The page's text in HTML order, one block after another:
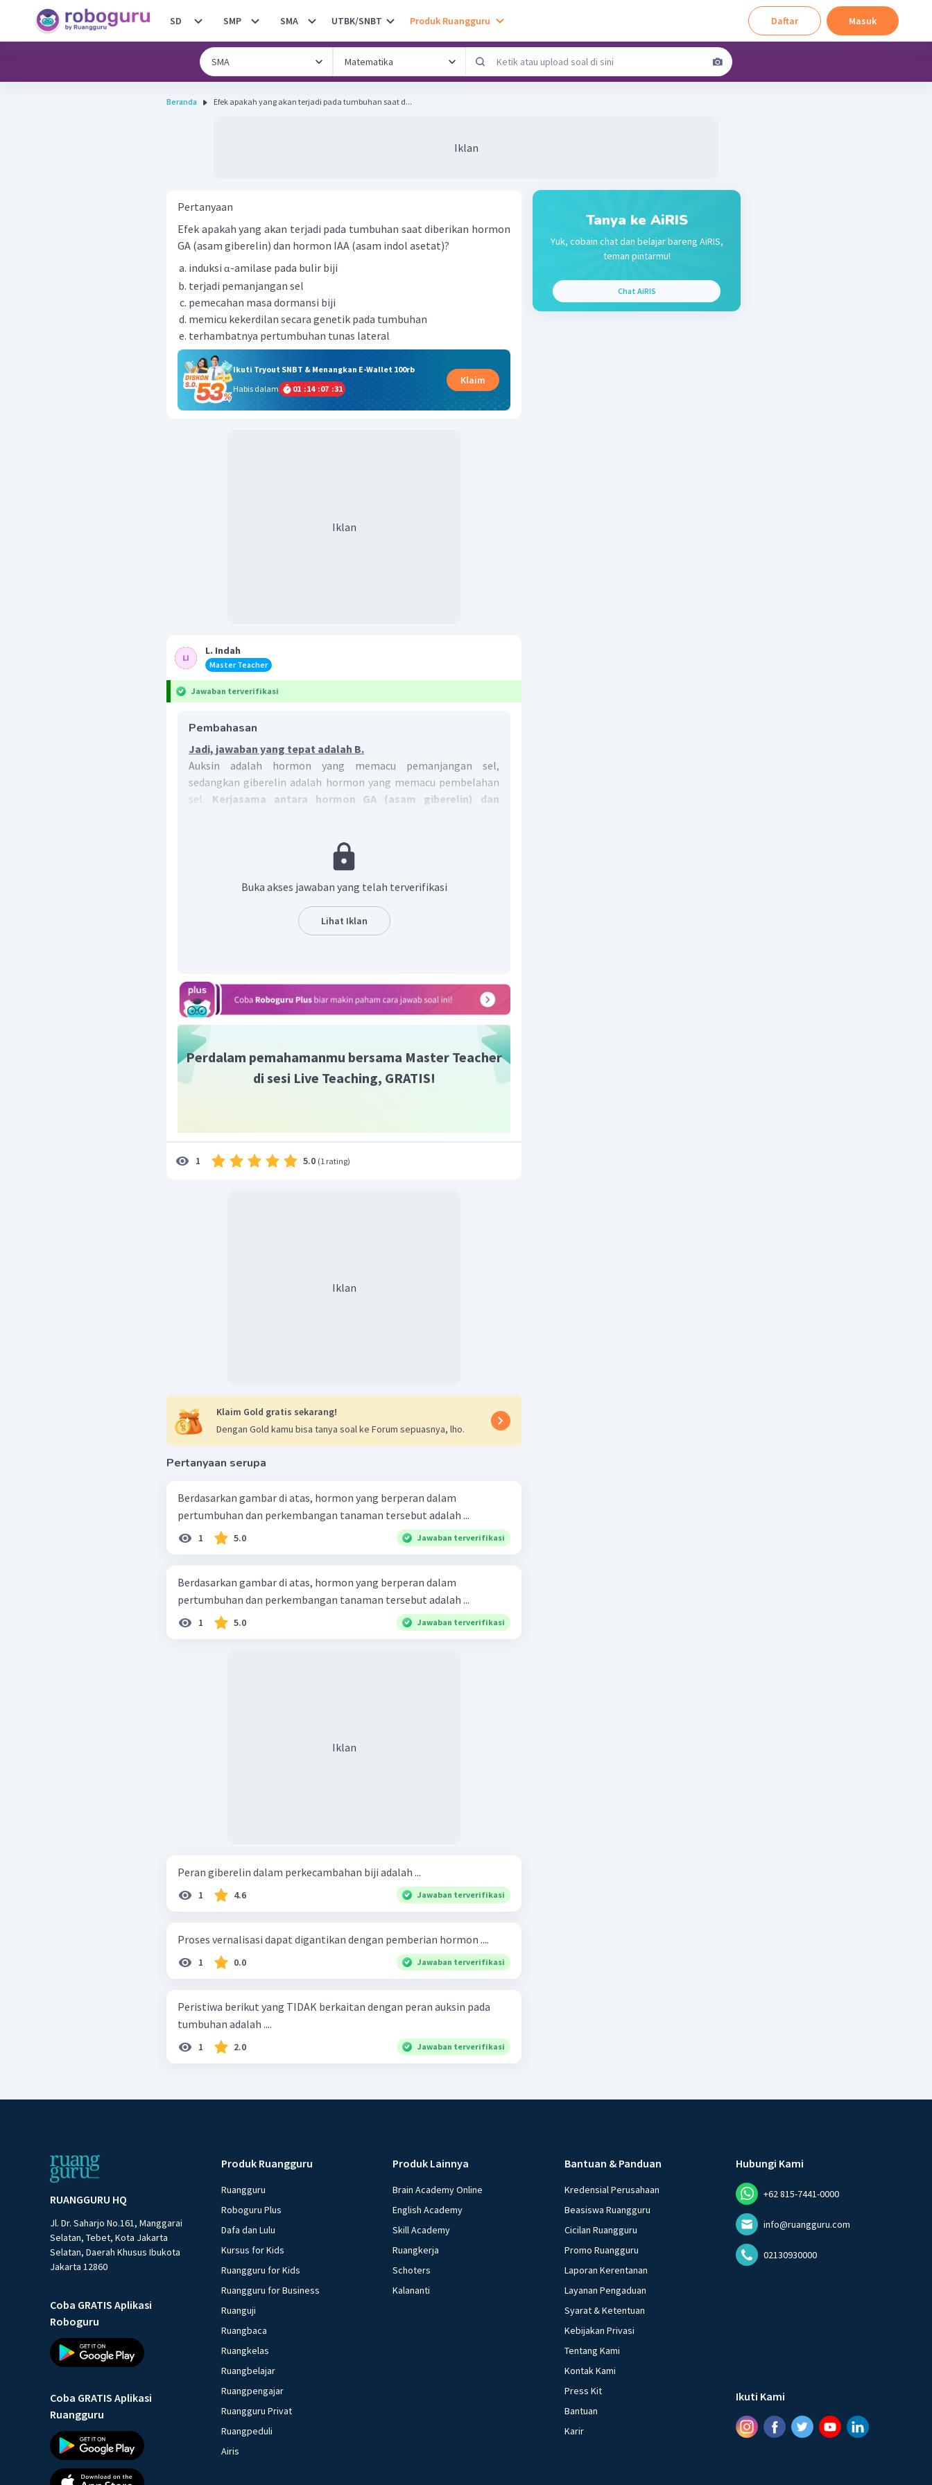
SD SMP SMA UTBK/SNBT Produk Ruangguru Daftar Masuk
Beranda Efek apakah yang akan terjadi pada tumbuhan saat d...
Iklan
Pertanyaan
Efek apakah yang akan terjadi pada tumbuhan saat diberikan hormon
GA (asam giberelin) dan hormon IAA (asam indol asetat)?
induksi α-amilase pada bulir biji
terjadi pemanjangan sel
pemecahan masa dormansi biji
memicu kekerdilan secara genetik pada tumbuhan
terhambatnya pertumbuhan tunas lateral
Ikuti Tryout SNBT & Menangkan E-Wallet 100rb
Habis dalam
01 :14 :07 :31
Klaim
Iklan
L. Indah
Master Teacher
Jawaban terverifikasi
Pembahasan
Jadi, jawaban yang tepat adalah B.
Auksin adalah hormon yang memacu pemanjangan sel,
sedangkan giberelin adalah hormon yang memacu pembelahan
sel. Kerjasama antara hormon GA (asam giberelin) dan
hormon tersebut bersifat merangsang proses pembelahan sel
yang dapat mendorong aktvitasi pertumbuhan tanaman.
Buka akses jawaban yang telah terverifikasi
Lihat Iklan
Perdalam pemahamanmu bersama Master Teacher
di sesi Live Teaching, GRATIS!
1 5.0 (1 rating)
Iklan
Klaim Gold gratis sekarang!
Dengan Gold kamu bisa tanya soal ke Forum sepuasnya, lho.
Pertanyaan serupa
Berdasarkan gambar di atas, hormon yang berperan dalam
pertumbuhan dan perkembangan tanaman tersebut adalah ...
1 5.0 Jawaban terverifikasi
Berdasarkan gambar di atas, hormon yang berperan dalam
pertumbuhan dan perkembangan tanaman tersebut adalah ...
1 5.0 Jawaban terverifikasi
Iklan
Peran giberelin dalam perkecambahan biji adalah ...
1 4.6 Jawaban terverifikasi
Proses vernalisasi dapat digantikan dengan pemberian hormon ....
1 0.0 Jawaban terverifikasi
Peristiwa berikut yang TIDAK berkaitan dengan peran auksin pada
tumbuhan adalah ....
1 2.0 Jawaban terverifikasi
Tanya ke AiRIS
Yuk, cobain chat dan belajar bareng AiRIS,
teman pintarmu!
Chat AiRIS
RUANGGURU HQ
Jl. Dr. Saharjo No.161, Manggarai
Selatan, Tebet, Kota Jakarta
Selatan, Daerah Khusus Ibukota
Jakarta 12860
Coba GRATIS Aplikasi
Roboguru
Coba GRATIS Aplikasi
Ruangguru
Produk Ruangguru
Ruangguru
Roboguru Plus
Dafa dan Lulu
Kursus for Kids
Ruangguru for Kids
Ruangguru for Business
Ruanguji
Ruangbaca
Ruangkelas
Ruangbelajar
Ruangpengajar
Ruangguru Privat
Ruangpeduli
Airis
Produk Lainnya
Brain Academy Online
English Academy
Skill Academy
Ruangkerja
Schoters
Kalananti
Bantuan & Panduan
Kredensial Perusahaan
Beasiswa Ruangguru
Cicilan Ruangguru
Promo Ruangguru
Laporan Kerentanan
Layanan Pengaduan
Syarat & Ketentuan
Kebijakan Privasi
Tentang Kami
Kontak Kami
Press Kit
Bantuan
Karir
Hubungi Kami
+62 815-7441-0000
info@ruangguru.com
02130930000
Ikuti Kami